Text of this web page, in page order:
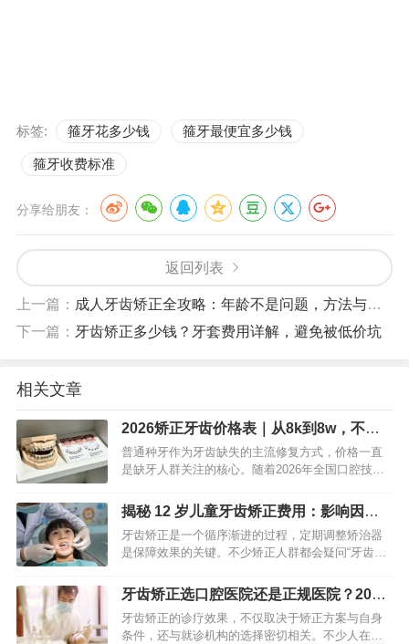
标签: 箍牙花多少钱 箍牙最便宜多少钱
箍牙收费标准
分享给朋友：
返回列表
上一篇： 成人牙齿矫正全攻略：年龄不是问题，方法与时长详解
下一篇： 牙齿矫正多少钱？牙套费用详解，避免被低价坑
相关文章
2026矫正牙齿价格表｜从8k到8w，不同
方式费用明细全解析
普通种牙作为牙齿缺失的主流修复方式，价格一直
是缺牙人群关注的核心。随着2026年全国口腔技耗
别“万元时代”。普通种牙费用并非固定数值，受种植
体品牌、牙冠材质…
揭秘 12 岁儿童牙齿矫正费用：影响因素 +
高性价比方案
牙齿矫正是一个循序渐进的过程，定期调整矫治器
是保障效果的关键。不少矫正人群都会疑问“牙齿矫
核心取决于矫治器类型、牙齿畸形程度、年龄及牙
齿移动进度，通常在4…
牙齿矫正选口腔医院还是正规医院？2026
精准抉择指南
牙齿矫正的诊疗效果，不仅取决于矫正方案与自身
条件，还与就诊机构的选择密切相关。不少人在矫